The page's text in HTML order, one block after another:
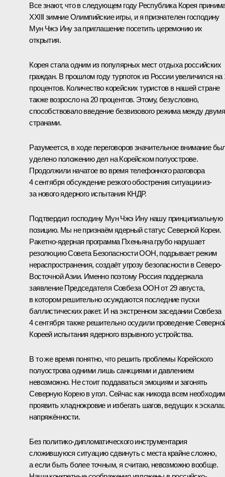
Все знают, что в следующем году Республика Корея
XXIII зимние Олимпийские игры, и я признателен господину
Мун Чжэ Ину за приглашение посетить церемонию их
открытия.
Корея стала одним из популярных мест отдыха российских
граждан. В прошлом году турпоток из России увеличился на
процентов. Количество корейских туристов в нашей стране
также возросло на 20 процентов. Этому, безусловно,
способствовало введение безвизового режима между двумя
странами.
Разумеется, в ходе переговоров значительное внимание
уделено положению дел на Корейском полуострове.
Продолжили начатое во время телефонного разговора
4 сентября обсуждение резкого обострения ситуации из-
за нового ядерного испытания КНДР.
Подтвердил господину Мун Чжэ Ину нашу принципиальную
позицию. Мы не признаём ядерный статус Северной Кореи.
Ракетно-ядерная программа Пхеньяна грубо нарушает
резолюцию Совета Безопасности ООН, подрывает режим
нераспространения, создаёт угрозу безопасности в Северо-
Восточной Азии. Именно поэтому Россия поддержала
заявление Председателя Совбеза ООН от 29 августа,
в котором решительно осуждаются последние пуски
баллистических ракет. И на экстренном заседании Совбеза
4 сентября также решительно осудили проведение
Кореей испытания ядерного взрывного устройства.
В то же время понятно, что решить проблемы Корейского
полуострова одними лишь санкциями и давлением
невозможно. Не стоит поддаваться эмоциям и загонять
Северную Корею в угол. Сейчас как никогда всем
проявить хладнокровие и избегать шагов, ведущих к
напряжённости.
Без политико-дипломатического инструментария
сложившуюся ситуацию сдвинуть с места крайне сложно,
а если быть более точным, я считаю, невозможно вообще.